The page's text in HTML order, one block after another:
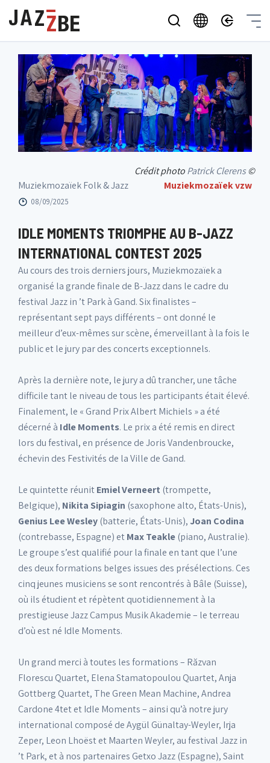
Crédit photoPatrick Clerens©
Muziekmozaïek Folk & Jazz
Muziekmozaïek vzw
08/09/2025
IDLE MOMENTS TRIOMPHE AU B-JAZZ
INTERNATIONAL CONTEST 2025
Au cours des trois derniers jours, Muziekmozaïek a
organisé la grande finale de B-Jazz dans le cadre du
festival Jazz in ’t Park à Gand. Six finalistes –
représentant sept pays différents – ont donné le
meilleur d’eux-mêmes sur scène, émerveillant à la fois le
public et le jury par des concerts exceptionnels.
Après la dernière note, le jury a dû trancher, une tâche
difficile tant le niveau de tous les participants était élevé.
Finalement, le « Grand Prix Albert Michiels » a été
décerné à Idle Moments. Le prix a été remis en direct
lors du festival, en présence de Joris Vandenbroucke,
échevin des Festivités de la Ville de Gand.
Le quintette réunitEmiel Verneert (trompette,
Belgique), Nikita Sipiagin (saxophone alto, États-Unis),
Genius Lee Wesley(batterie, États-Unis), Joan Codina
(contrebasse, Espagne) etMax Teakle(piano, Australie).
Le groupe s’est qualifié pour la finale en tant que l’une
des deux formations belges issues des présélections. Ces
cinq jeunes musiciens se sont rencontrés à Bâle (Suisse),
où ils étudient et répètent quotidiennement à la
prestigieuse Jazz Campus Musik Akademie – le terreau
d’où est né Idle Moments.
Un grand merci à toutes les formations – Răzvan
Florescu Quartet, Elena Stamatopoulou Quartet, Anja
Gottberg Quartet, The Green Mean Machine, Andrea
Cardone 4tet et Idle Moments – ainsi qu’à notre jury
international composé de Aygül Günaltay-Weyler, Irja
Zeper, Leon Lhoëst et Maarten Weyler, au festival Jazz in
’t Park, et à nos partenaires Getxo Jazz (Espagne), Saint